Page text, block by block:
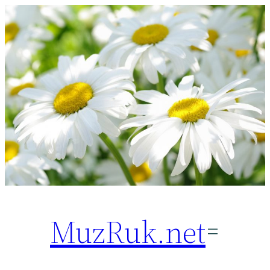
Перейти
к
содержимому
MuzRuk.net